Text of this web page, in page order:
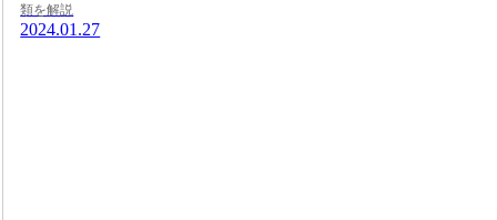
類を解説
2024.01.27